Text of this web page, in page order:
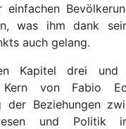
einfachen
was ihm dank
auch gelang.
Kapitel drei
Kern von Fabio
der Beziehungen
und Politik